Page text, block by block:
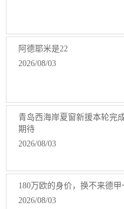
阿德耶米是22
2026/08/03
青岛西海岸夏窗新援本轮完
期待
2026/08/03
180万欧的身价，换不来德
2026/08/03